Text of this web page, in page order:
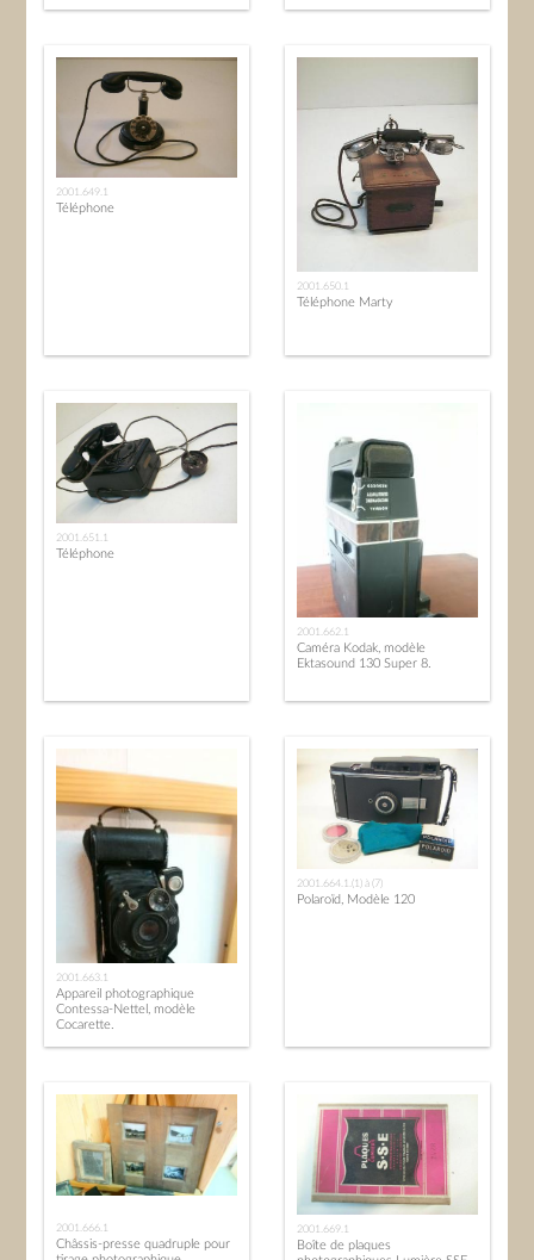
2001.649.1
Téléphone
2001.650.1
Téléphone Marty
2001.651.1
Téléphone
2001.662.1
Caméra Kodak, modèle
Ektasound 130 Super 8.
2001.663.1
Appareil photographique
Contessa-Nettel, modèle
Cocarette.
2001.664.1.(1) à (7)
Polaroïd, Modèle 120
2001.666.1
Châssis-presse quadruple pour
2001.669.1
Boîte de plaques